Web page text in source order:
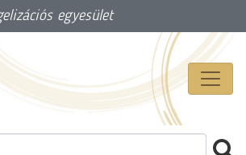
egyesület